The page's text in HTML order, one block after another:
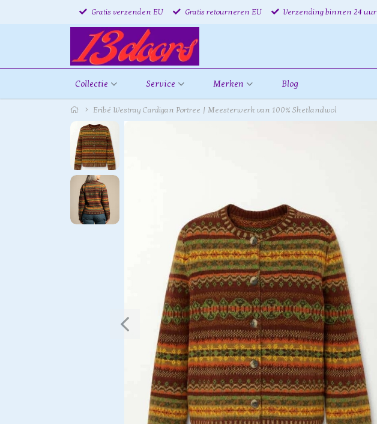
Gratis verzenden EU Gratis retourneren EU Verzending binnen 24 uur
Collectie Service Merken Blog
Eribé Westray Cardigan Portree | Meesterwerk van 100% Shetlandwol